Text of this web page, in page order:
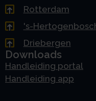
Rotterdam
's-
Driebergen
Downloads
Handleiding portal
Handleiding app